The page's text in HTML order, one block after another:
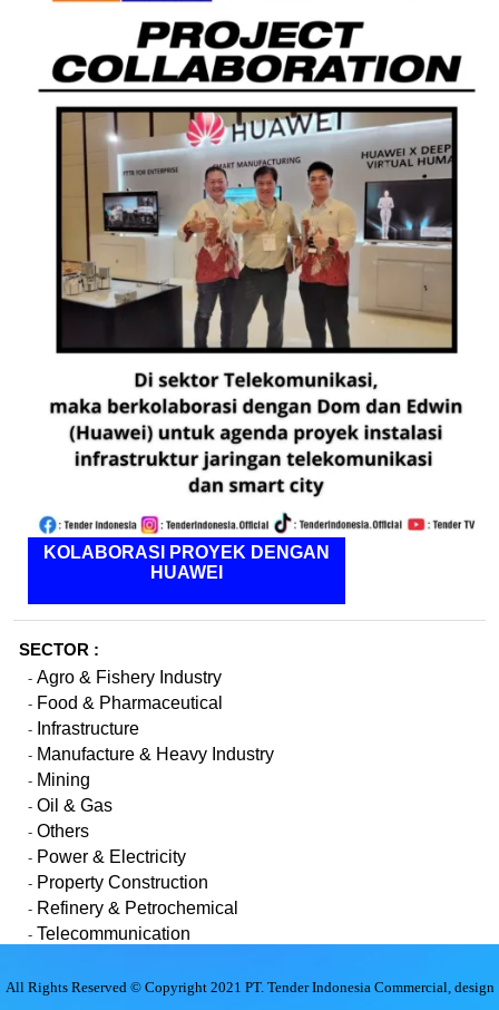
KOLABORASI PROYEK DENGAN
HUAWEI
SECTOR :
- Agro & Fishery Industry
- Food & Pharmaceutical
- Infrastructure
- Manufacture & Heavy Industry
- Mining
- Oil & Gas
- Others
- Power & Electricity
- Property Construction
- Refinery & Petrochemical
- Telecommunication
All Rights Reserved © Copyright 2021 PT. Tender Indonesia Commercial, design